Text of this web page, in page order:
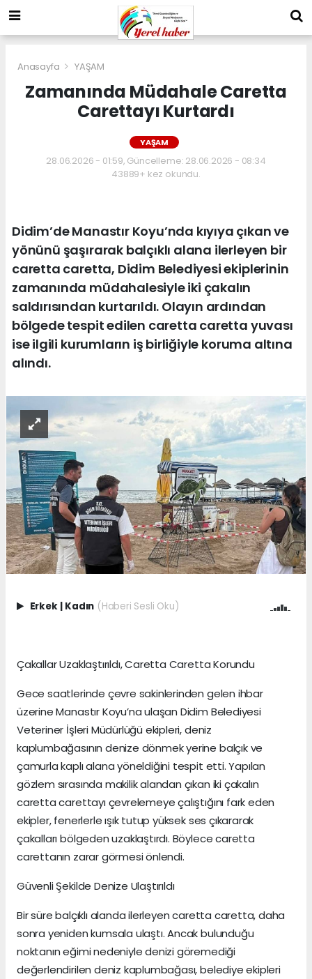
Anasayfa YAŞAM
Zamanında Müdahale Caretta
Carettayı Kurtardı
YAŞAM
28.06.2026 - 01:59, Güncelleme: 28.06.2026 - 08:34
43889+ kez okundu.
Didim’de Manastır Koyu’nda kıyıya çıkan ve
yönünü şaşırarak balçıklı alana ilerleyen bir
caretta caretta, Didim Belediyesi ekiplerinin
zamanında müdahalesiyle iki çakalın
saldırısından kurtarıldı. Olayın ardından
bölgede tespit edilen caretta caretta yuvası
ise ilgili kurumların iş birliğiyle koruma altına
alındı.
Erkek | Kadın (Haberi Sesli Oku)
Çakallar Uzaklaştırıldı, Caretta Caretta Korundu
Gece saatlerinde çevre sakinlerinden gelen ihbar
üzerine Manastır Koyu’na ulaşan Didim Belediyesi
Veteriner İşleri Müdürlüğü ekipleri, deniz
kaplumbağasının denize dönmek yerine balçık ve
çamurla kaplı alana yöneldiğini tespit etti. Yapılan
gözlem sırasında makilik alandan çıkan iki çakalın
caretta carettayı çevrelemeye çalıştığını fark eden
ekipler, fenerlerle ışık tutup yüksek ses çıkararak
çakalları bölgeden uzaklaştırdı. Böylece caretta
carettanın zarar görmesi önlendi.
Güvenli Şekilde Denize Ulaştırıldı
Bir süre balçıklı alanda ilerleyen caretta caretta, daha
sonra yeniden kumsala ulaştı. Ancak bulunduğu
noktanın eğimi nedeniyle denizi göremediği
değerlendirilen deniz kaplumbağası, belediye ekipleri